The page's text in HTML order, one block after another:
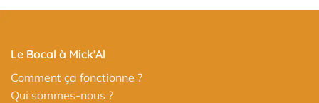
Le Bocal à Mick'Al
Comment ça fonctionne ?
Qui sommes-nous ?